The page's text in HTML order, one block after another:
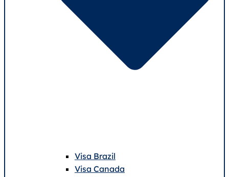
Visa Brazil
Visa Canada